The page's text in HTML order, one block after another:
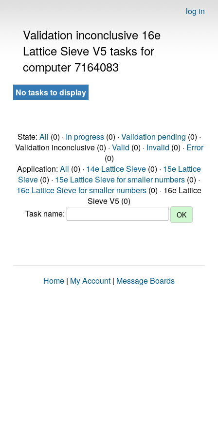
log in
Validation inconclusive 16e
Lattice Sieve V5 tasks for
computer 7164083
No tasks to display
State: All (0) · In progress(0) · Validation pending (0) ·
Validation inconclusive (0) · Valid (0) · Invalid (0) · Error
(0)
Application: All (0) · 14e Lattice Sieve (0) · 15e Lattice
Sieve (0) · 15e Lattice Sieve for smaller numbers (0) ·
16e Lattice Sieve for smaller numbers (0) · 16e Lattice
Sieve V5 (0)
Task name:
Home | My Account | Message Boards